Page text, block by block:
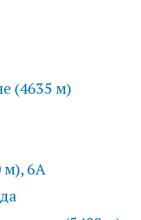
(4635 м)
м), 6А